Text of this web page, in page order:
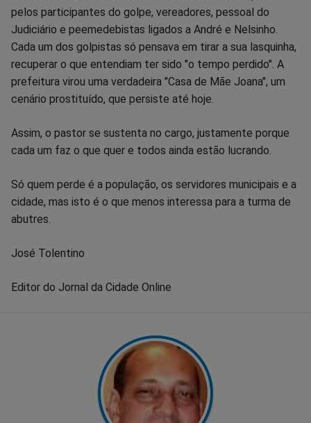
pelos participantes do golpe, vereadores, pessoal do
Judiciário e peemedebistas ligados a André e Nelsinho.
Cada um dos golpistas só pensava em tirar a sua lasquinha,
recuperar o que entendiam ter sido "o tempo perdido". A
prefeitura virou uma verdadeira "Casa de Mãe Joana", um
cenário prostituído, que persiste até hoje.
Assim, o pastor se sustenta no cargo, justamente porque
cada um faz o que quer e todos ainda estão lucrando.
Só quem perde é a população, os servidores municipais e a
cidade, mas isto é o que menos interessa para a turma de
abutres.
José Tolentino
Editor do Jornal da Cidade Online